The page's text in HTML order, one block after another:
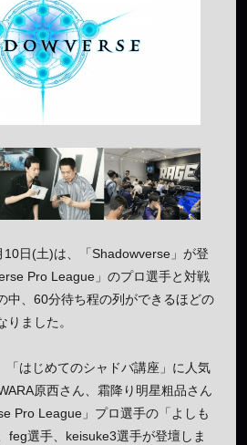
日(土)は、「Shadowverse」が登
Pro League」のプロ選手と対戦
中、60分待ち程の列ができるほどの
ました。
「はじめてのシャドバ講座」に人気
原西さん、霜降り明星粗品さん
Pro League」プロ選手の「よしも
feg選手、keisuke3選手が登壇しま